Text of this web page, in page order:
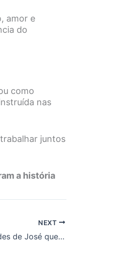
amor e
do
como
nas
juntos
a história
NEXT
Quais são as virtudes de José que o tornaram um exemplo de integridade?